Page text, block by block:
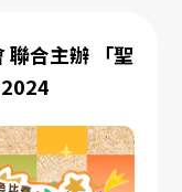
合主辦 「聖